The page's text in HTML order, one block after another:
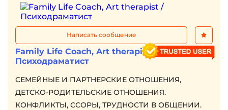
Я работаю в мета-когнитивном подходе, т.е. на
самом глубоком уровне, что создает долгосрочные
Стресс и тревожные расстройства.
Эмоциональное выгорание, самооценка,
панические атаки, агрессия.
Написать сообщение
Family Life Coach, Art therapist /
Психодраматист
СЕМЕЙНЫЕ И ПАРТНЕРСКИЕ ОТНОШЕНИЯ,
ДЕТСКО-РОДИТЕЛЬСКИЕ ОТНОШЕНИЯ.
КОНФЛИКТЫ, ССОРЫ, ТРУДНОСТИ В ОБЩЕНИИ.